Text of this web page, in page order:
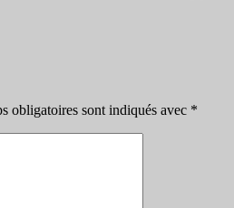
obligatoires sont indiqués avec *